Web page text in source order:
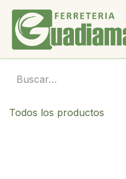
Ir al contenido
Todos los productos